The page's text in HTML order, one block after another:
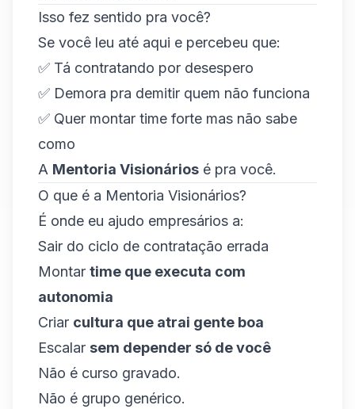
Isso fez sentido pra você?
Se você leu até aqui e percebeu que:
✅ Tá contratando por desespero
✅ Demora pra demitir quem não funciona
✅ Quer montar time forte mas não sabe
como
A Mentoria Visionários é pra você.
O que é a Mentoria Visionários?
É onde eu ajudo empresários a:
Sair do ciclo de contratação errada
Montar time que executa com
autonomia
Criar cultura que atrai gente boa
Escalar sem depender só de você
Não é curso gravado.
Não é grupo genérico.